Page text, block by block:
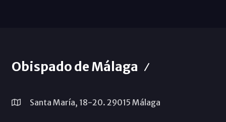
Obispado de Málaga
Santa María, 18-20. 29015 Málaga